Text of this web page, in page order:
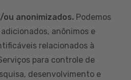
anonimizados. Podemos
anônimos e
relacionados à
para controle de
desenvolvimento e